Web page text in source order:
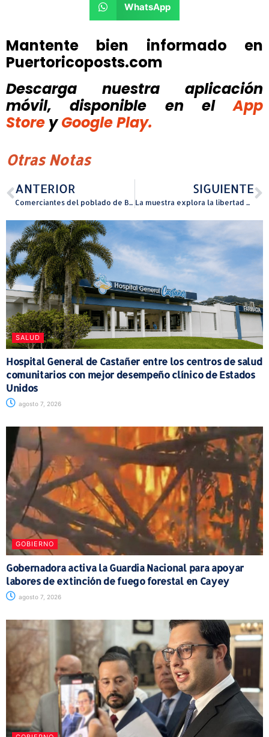
WhatsApp
Mantente bien informado en
Puertoricoposts.com
Descarga nuestra aplicación
móvil, disponible
en el
App
Store y Google Play.
Otras Notas
ANTERIOR
Comerciantes del poblado de Boquerón establecen medidas para enfrentar alto costo en el precio del combustible
SIGUIENTE
La muestra explora la libertad y la condición humana del 6 al 8 de mayo en la Galería Carmen Martínez de Buxó
SALUD
Hospital General de Castañer entre los centros de salud
comunitarios con mejor desempeño clínico de Estados
Unidos
agosto 7, 2026
GOBIERNO
Gobernadora activa la Guardia Nacional para apoyar
labores de extinción de fuego forestal en Cayey
agosto 7, 2026